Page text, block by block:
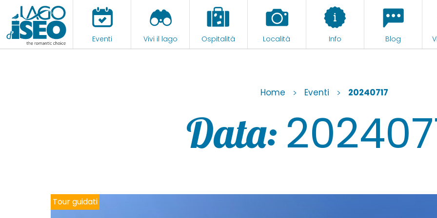
Eventi Vivi il lago Ospitalità Località Info Blog
Home > Eventi > 20240717
Data:
Tour guidati